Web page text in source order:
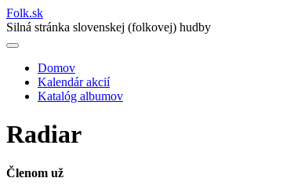
Folk.sk
Silná stránka slovenskej (folkovej) hudby
Main
navigation
Domov
Kalendár akcií
Katalóg albumov
Radiar
Členom už